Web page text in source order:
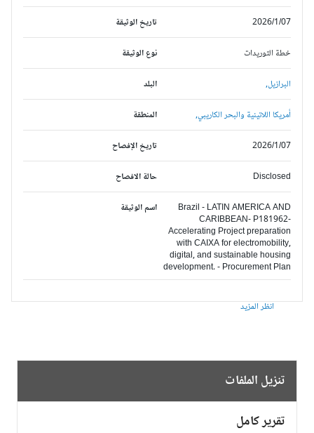
تاريخ الوثيقة 2026/1/07
نوع الوثيقة خطة التوريدات
البلد البرازيل,
المنطقة أمريكا اللاتينية والبحر الكاريبي,
تاريخ الإفصاح 2026/1/07
حالة الافصاح Disclosed
اسم الوثيقة
Brazil - LATIN AMERICA AND
CARIBBEAN- P181962-
Accelerating Project preparation
with CAIXA for electromobility,
digital, and sustainable housing
development. - Procurement Plan
انظر المزيد
تنزيل الملفات
تقرير كامل